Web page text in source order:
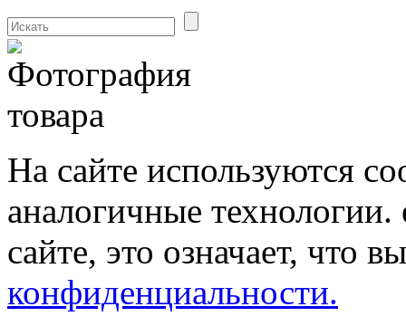
На сайте используются
аналогичные
сайте, это означает, что
конфиденциальности.